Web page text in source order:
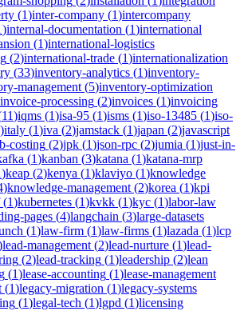
(1)inter-company (1)intercompany
)internal-documentation (1)international
(1)international-logistics
(2)international-trade (1)internationalization
(33)inventory-analytics (1)inventory-
management (5)inventory-optimization
invoice-processing (2)invoices (1)invoicing
11)iqms (1)isa-95 (1)isms (1)iso-13485 (1)iso-
)italy (1)iva (2)jamstack (1)japan (2)javascript
costing (2)jpk (1)json-rpc (2)jumia (1)just-in-
(1)kanban (3)katana (1)katana-mrp
)keap (2)kenya (1)klaviyo (1)knowledge
)knowledge-management (2)korea (1)kpi
(1)kubernetes (1)kvkk (1)kyc (1)labor-law
pages (4)langchain (3)large-datasets
(1)law-firm (1)law-firms (1)lazada (1)lcp
lead-management (2)lead-nurture (1)lead-
(2)lead-tracking (1)leadership (2)lean
(1)lease-accounting (1)lease-management
(1)legacy-migration (1)legacy-systems
(1)legal-tech (1)lgpd (1)licensing